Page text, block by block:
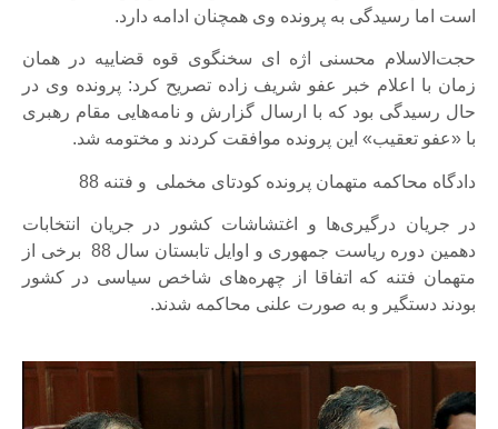
است اما رسیدگی به پرونده وی همچنان ادامه دارد.
حجت‌الاسلام محسنی اژه ای سخنگوی قوه قضاییه در همان
زمان با اعلام خبر عفو شریف زاده تصریح کرد: پرونده وی در
حال رسیدگی بود که با ارسال گزارش و نامه‌هایی مقام رهبری
با «عفو تعقیب» این پرونده موافقت کردند و مختومه شد.
دادگاه محاکمه متهمان پرونده کودتای مخملی و فتنه 88
در جریان درگیری‌ها و اغتشاشات کشور در جریان انتخابات
دهمین دوره ریاست جمهوری و اوایل تابستان سال 88 برخی از
متهمان فتنه که اتفاقا از چهره‌های شاخص سیاسی در کشور
بودند دستگیر و به صورت علنی محاکمه شدند.